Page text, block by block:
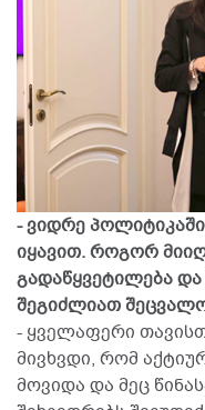
- ვიდრე
იყავით. როგორ
გადაწყვეტილება
შეგიძლიათ
- ყველაფერი
მივხვდი, რომ
მოვიდა და მეც